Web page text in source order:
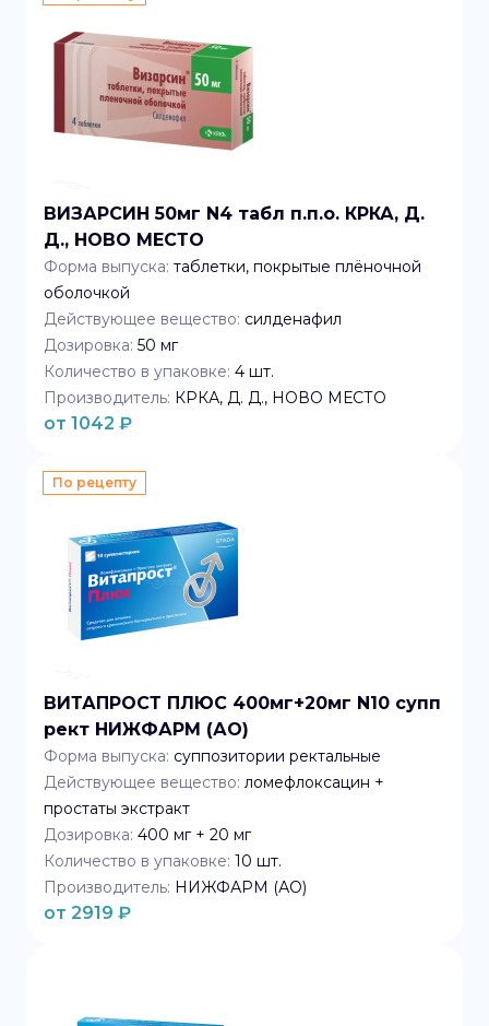
ВИЗАРСИН 50мг N4 табл п.п.о. КРКА, Д.
Д., НОВО МЕСТО
Форма выпуска: таблетки, покрытые плёночной
оболочкой
Действующее вещество: силденафил
Дозировка: 50 мг
Количество в упаковке: 4 шт.
Производитель: КРКА, Д. Д., НОВО МЕСТО
от 1042 ₽
По рецепту
ВИТАПРОСТ ПЛЮС 400мг+20мг N10 супп
рект НИЖФАРМ (АО)
Форма выпуска: суппозитории ректальные
Действующее вещество: ломефлоксацин +
простаты экстракт
Дозировка: 400 мг + 20 мг
Количество в упаковке: 10 шт.
Производитель: НИЖФАРМ (АО)
от 2919 ₽